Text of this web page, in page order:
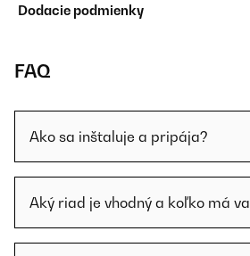
Dodacie podmienky
FAQ
Ako sa inštaluje a pripája?
Aký riad je vhodný a koľko má